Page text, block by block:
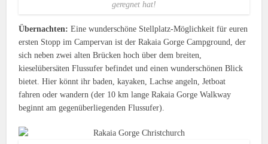
geregnet hat!
Übernachten: Eine wunderschöne Stellplatz-Möglichkeit für euren
ersten Stopp im Campervan ist der Rakaia Gorge Campground, der
sich neben zwei alten Brücken hoch über dem breiten,
kieselübersäten Flussufer befindet und einen wunderschönen Blick
bietet. Hier könnt ihr baden, kayaken, Lachse angeln, Jetboat
fahren oder wandern (der 10 km lange Rakaia Gorge Walkway
beginnt am gegenüberliegenden Flussufer).